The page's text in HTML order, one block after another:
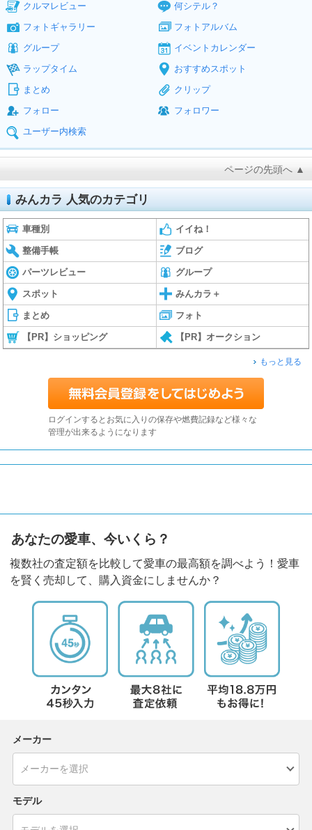
クルマレビュー
何シテル？
フォトギャラリー
フォトアルバム
グループ
イベントカレンダー
ラップタイム
おすすめスポット
まとめ
クリップ
フォロー
フォロワー
ユーザー内検索
ページの先頭へ ▲
みんカラ 人気のカテゴリ
車種別 イイね！
整備手帳 ブログ
パーツレビュー グループ
スポット みんカラ＋
まとめ フォト
【PR】ショッピング 【PR】オークション
もっと見る
ログインするとお気に入りの保存や燃費記録など様々な
管理が出来るようになります
あなたの愛車、今いくら？
複数社の査定額を比較して愛車の最高額を調べよう！愛車
を賢く売却して、購入資金にしませんか？
メーカー
モデル